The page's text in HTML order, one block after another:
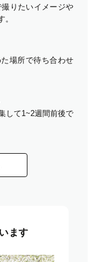
りたいイメージや
場所で待ち合わせ
して1~2週間前後で
ます